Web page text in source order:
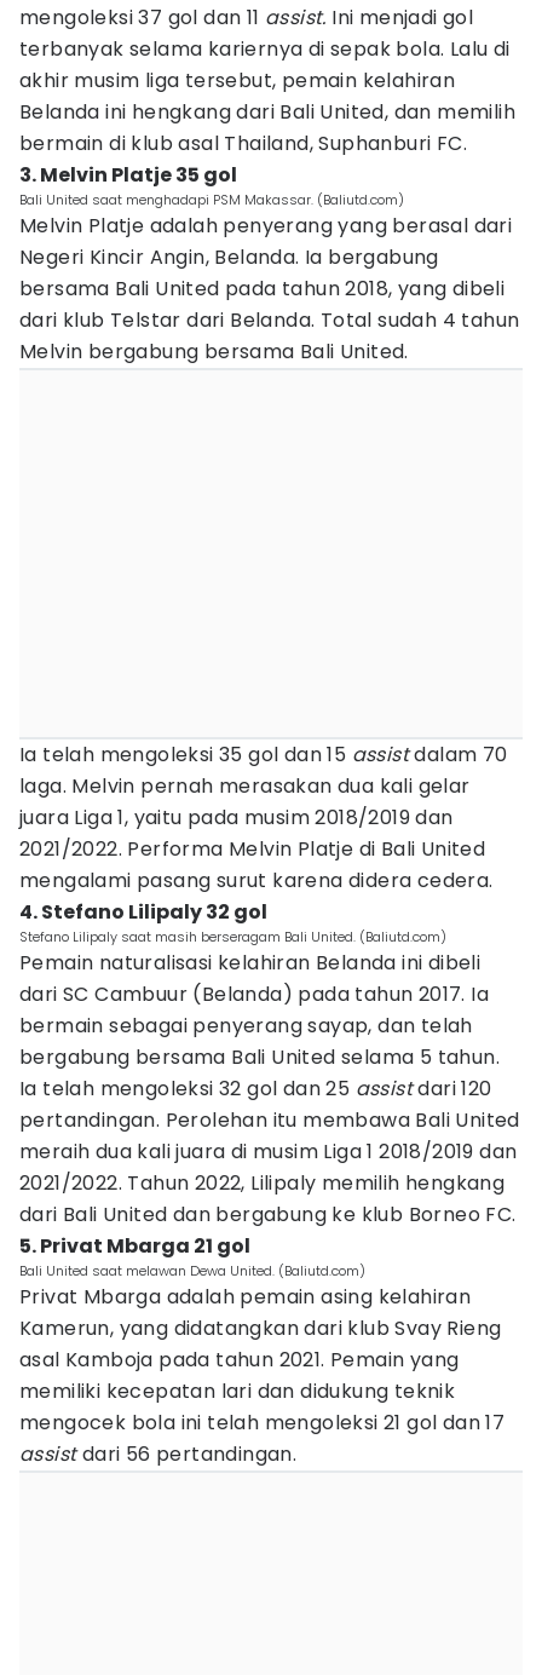
mengoleksi 37 gol dan 11 assist. Ini menjadi gol
terbanyak selama kariernya di sepak bola. Lalu di
akhir musim liga tersebut, pemain kelahiran
Belanda ini hengkang dari Bali United, dan memilih
bermain di klub asal Thailand, Suphanburi FC.
3. Melvin Platje 35 gol
Bali United saat menghadapi PSM Makassar. (Baliutd.com)
Melvin Platje adalah penyerang yang berasal dari
Negeri Kincir Angin, Belanda. Ia bergabung
bersama Bali United pada tahun 2018, yang dibeli
dari klub Telstar dari Belanda. Total sudah 4 tahun
Melvin bergabung bersama Bali United.
Ia telah mengoleksi 35 gol dan 15 assistdalam 70
laga. Melvin pernah merasakan dua kali gelar
juara Liga 1, yaitu pada musim 2018/2019 dan
2021/2022. Performa Melvin Platje di Bali United
mengalami pasang surut karena didera cedera.
4. Stefano Lilipaly 32 gol
Stefano Lilipaly saat masih berseragam Bali United. (Baliutd.com)
Pemain naturalisasi kelahiran Belanda ini dibeli
dari SC Cambuur (Belanda) pada tahun 2017. Ia
bermain sebagai penyerang sayap, dan telah
bergabung bersama Bali United selama 5 tahun.
Ia telah mengoleksi 32 gol dan 25 assistdari 120
pertandingan. Perolehan itu membawa Bali United
meraih dua kali juara di musim Liga 1 2018/2019 dan
2021/2022. Tahun 2022, Lilipaly memilih hengkang
dari Bali United dan bergabung ke klub Borneo FC.
5. Privat Mbarga 21 gol
Bali United saat melawan Dewa United. (Baliutd.com)
Privat Mbarga adalah pemain asing kelahiran
Kamerun, yang didatangkan dari klub Svay Rieng
asal Kamboja pada tahun 2021. Pemain yang
memiliki kecepatan lari dan didukung teknik
mengocek bola ini telah mengoleksi 21 gol dan 17
assistdari 56 pertandingan.